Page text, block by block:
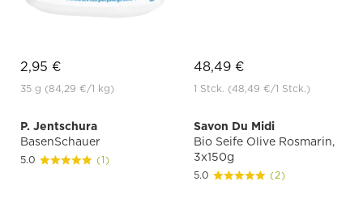
2,95 €
35 g (84,29 €/1 kg)
48,49 €
1 Stck. (48,49 €/1 Stck.)
P. Jentschura
BasenSchauer
5.0 (1)
Savon Du Midi
Bio Seife Olive Rosmarin,
3x150g
5.0 (2)